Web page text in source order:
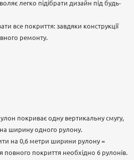
легко підібрати дизайн під будь-
все покриття: завдяки конструкції
ремонту.
покриває одну вертикальну смугу,
ширину одного рулону.
на 0,6 метри ширини рулону =
повного покриття необхідно 6 рулонів.